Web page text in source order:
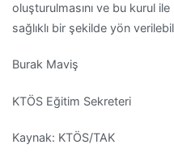
oluşturulmasını ve bu kurul
sağlıklı bir şekilde yön
Burak Maviş
KTÖS Eğitim Sekreteri
Kaynak: KTÖS/TAK